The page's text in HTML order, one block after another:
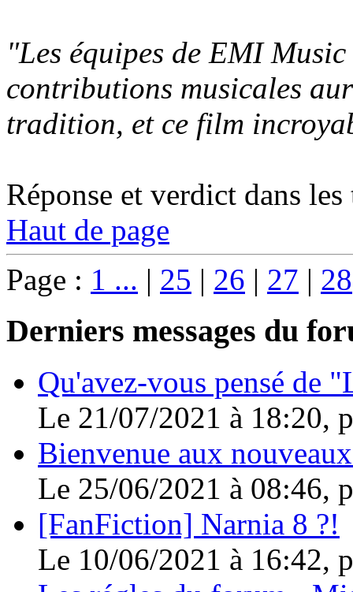
"Les équipes de EMI
contributions musicales
tradition, et ce film
Réponse et verdict dans
Haut de page
Page : 1 ... | 25 | 26 | 27 | 28
Derniers messages du
Qu'avez-vous pensé de
Le 21/07/2021 à 18:20,
Bienvenue aux
Le 25/06/2021 à 08:46,
[FanFiction] Narnia 8 ?!
Le 10/06/2021 à 16:42,